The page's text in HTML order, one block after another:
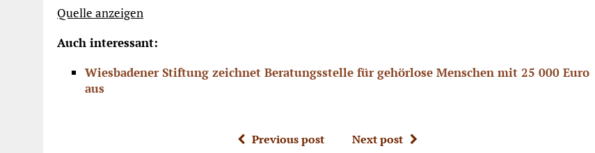
Quelle anzeigen
Auch interessant:
Wiesbadener Stiftung zeichnet Beratungsstelle für gehörlose Menschen mit 25 000 Euro
aus
Previous post Next post